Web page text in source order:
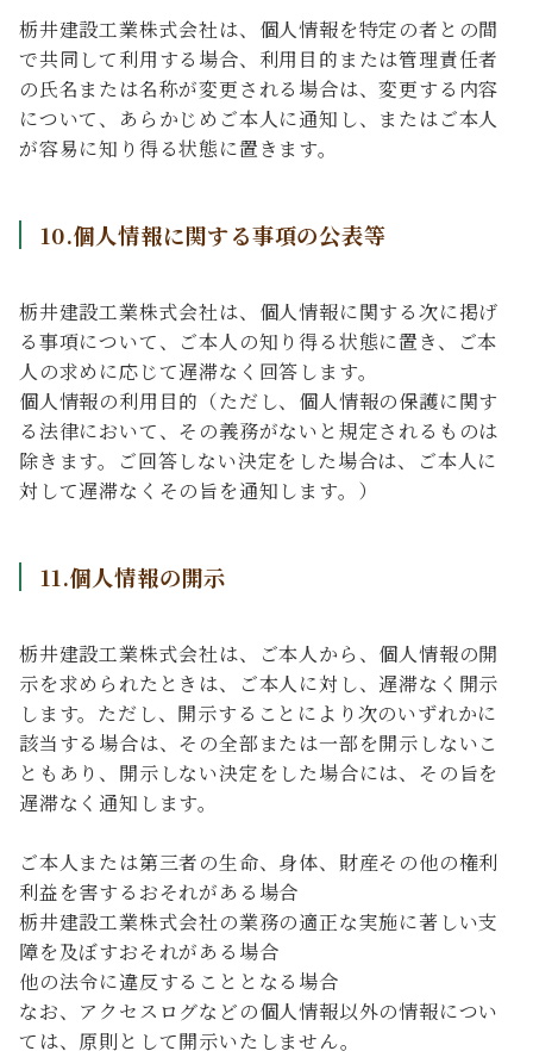
栃井建設工業株式会社は、個人情報を特定の者との間
で共同して利用する場合、利用目的または管理責任者
の氏名または名称が変更される場合は、変更する内容
について、あらかじめご本人に通知し、またはご本人
が容易に知り得る状態に置きます。
10.個人情報に関する事項の公表等
栃井建設工業株式会社は、個人情報に関する次に掲げ
る事項について、ご本人の知り得る状態に置き、ご本
人の求めに応じて遅滞なく回答します。
個人情報の利用目的（ただし、個人情報の保護に関す
る法律において、その義務がないと規定されるものは
除きます。ご回答しない決定をした場合は、ご本人に
対して遅滞なくその旨を通知します。）
11.個人情報の開示
栃井建設工業株式会社は、ご本人から、個人情報の開
示を求められたときは、ご本人に対し、遅滞なく開示
します。ただし、開示することにより次のいずれかに
該当する場合は、その全部または一部を開示しないこ
ともあり、開示しない決定をした場合には、その旨を
遅滞なく通知します。
ご本人または第三者の生命、身体、財産その他の権利
利益を害するおそれがある場合
栃井建設工業株式会社の業務の適正な実施に著しい支
障を及ぼすおそれがある場合
他の法令に違反することとなる場合
なお、アクセスログなどの個人情報以外の情報につい
ては、原則として開示いたしません。